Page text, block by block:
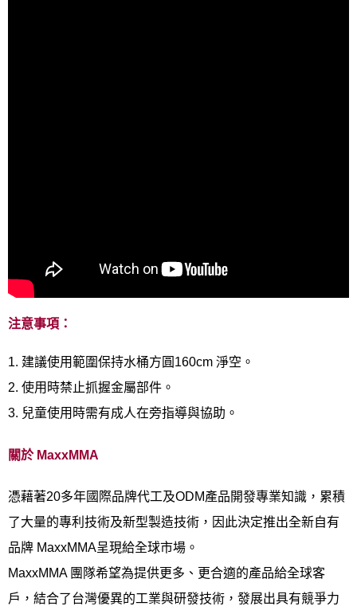
注意事項：
1. 建議使用範圍保持水桶方圓160cm 淨空。
2. 使用時禁止抓握金屬部件。
3. 兒童使用時需有成人在旁指導與協助。
關於 MaxxMMA
憑藉著20多年國際品牌代工及ODM產品開發專業知識，累積
了大量的專利技術及新型製造技術，因此決定推出全新自有
品牌 MaxxMMA呈現給全球市場。
MaxxMMA 團隊希望為提供更多、更合適的產品給全球客
戶，結合了台灣優異的工業與研發技術，發展出具有競爭力